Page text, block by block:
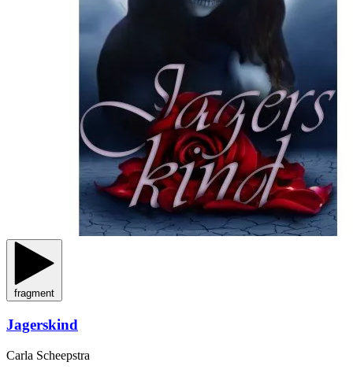
fragment
Jagerskind
Carla Scheepstra